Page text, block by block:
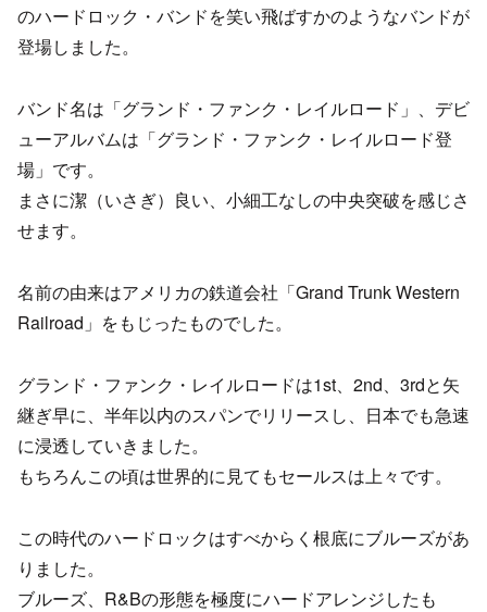
のハードロック・バンドを笑い飛ばすかのようなバンドが
登場しました。
バンド名は「グランド・ファンク・レイルロード」、デビ
ューアルバムは「グランド・ファンク・レイルロード登
場」です。
まさに潔（いさぎ）良い、小細工なしの中央突破を感じさ
せます。
名前の由来はアメリカの鉄道会社「Grand Trunk Western
Railroad」をもじったものでした。
グランド・ファンク・レイルロードは1st、2nd、3rdと矢
継ぎ早に、半年以内のスパンでリリースし、日本でも急速
に浸透していきました。
もちろんこの頃は世界的に見てもセールスは上々です。
この時代のハードロックはすべからく根底にブルーズがあ
りました。
ブルーズ、R&Bの形態を極度にハードアレンジしたも